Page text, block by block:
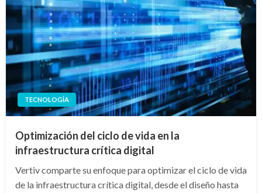
TECNOLOGÍA
Optimización del ciclo de vida en la
infraestructura crítica digital
Vertiv comparte su enfoque para optimizar el ciclo de vida
de la infraestructura crítica digital, desde el diseño hasta